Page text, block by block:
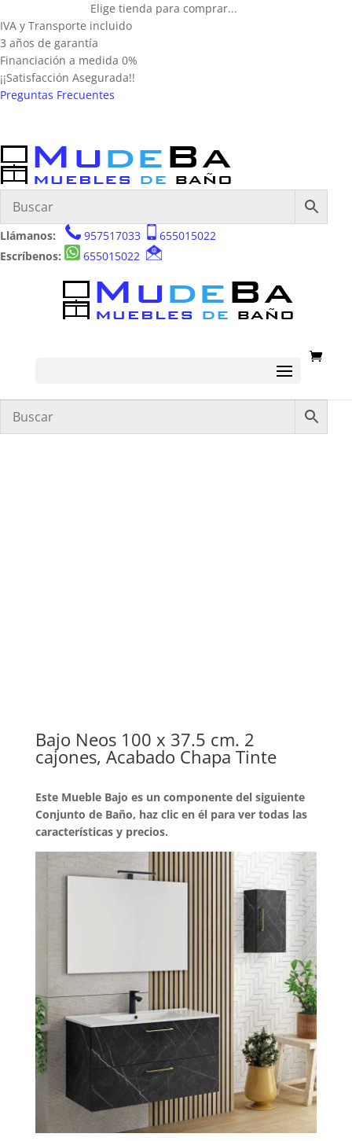
Elige tienda para comprar...
IVA y Transporte incluido
3 años de garantía
Financiación a medida 0%
¡¡Satisfacción Asegurada!!
Preguntas Frecuentes
Llámanos: 957517033
655015022
Escríbenos:
655015022
Bajo Neos 100 x 37.5 cm. 2
cajones, Acabado Chapa Tinte
Este Mueble Bajo es un componente del siguiente
Conjunto de Baño, haz clic en él para ver todas las
características y precios.